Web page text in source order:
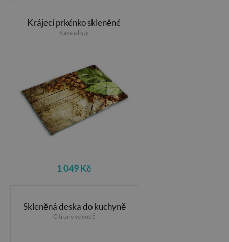
Krájecí prkénko skleněné
Káva a listy
1 049 Kč
Skleněná deska do kuchyně
Citrony ve vodě